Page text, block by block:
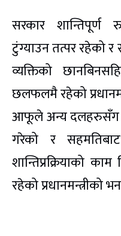
सरकार शान्तिपूर्ण
टुंग्याउन तत्पर रहेको र
व्यक्तिको
छलफलमै रहेको
आफूले अन्य दलहरुसँग
गरेको र
शान्तिप्रक्रियाको
रहेको प्रधानमन्त्रीको